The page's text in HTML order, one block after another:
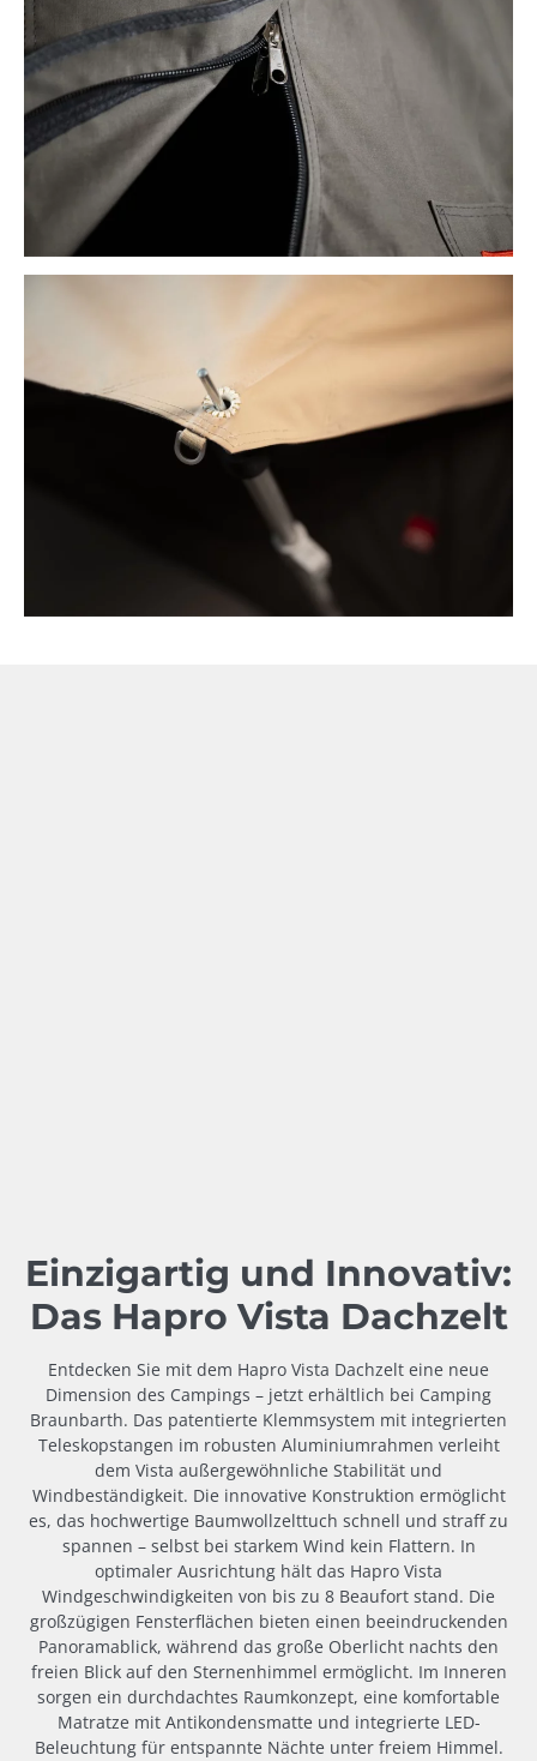
Einzigartig und Innovativ:
Das Hapro Vista Dachzelt
Entdecken Sie mit dem Hapro Vista Dachzelt eine neue
Dimension des Campings – jetzt erhältlich bei Camping
Braunbarth. Das patentierte Klemmsystem mit integrierten
Teleskopstangen im robusten Aluminiumrahmen verleiht
dem Vista außergewöhnliche Stabilität und
Windbeständigkeit. Die innovative Konstruktion ermöglicht
es, das hochwertige Baumwollzelttuch schnell und straff zu
spannen – selbst bei starkem Wind kein Flattern. In
optimaler Ausrichtung hält das Hapro Vista
Windgeschwindigkeiten von bis zu 8 Beaufort stand. Die
großzügigen Fensterflächen bieten einen beeindruckenden
Panoramablick, während das große Oberlicht nachts den
freien Blick auf den Sternenhimmel ermöglicht. Im Inneren
sorgen ein durchdachtes Raumkonzept, eine komfortable
Matratze mit Antikondensmatte und integrierte LED-
Beleuchtung für entspannte Nächte unter freiem Himmel.